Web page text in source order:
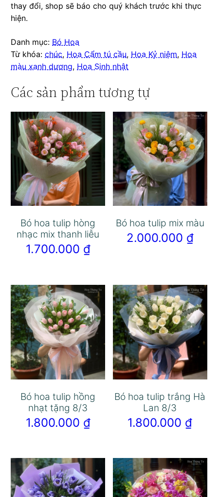
thay đổi, shop sẽ báo cho quý khách trước khi thực
hiện.
Danh mục: Bó Hoa
Từ khóa:chúc, Hoa Cẩm tú cầu, Hoa Kỷ niệm, Hoa
màu xanh dương, Hoa Sinh nhật
Các sản phẩm tương tự
Bó hoa tulip hòng
nhạc mix thanh liễu
1.700.000 ₫
Bó hoa tulip mix màu
2.000.000 ₫
Bó hoa tulip hồng
nhạt tặng 8/3
1.800.000 ₫
Bó hoa tulip trắng Hà
Lan 8/3
1.800.000 ₫